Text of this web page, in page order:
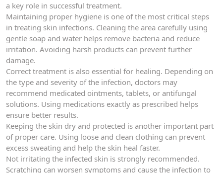
a key role in successful treatment.
Maintaining proper hygiene is one of the most critical steps
in treating skin infections. Cleaning the area carefully using
gentle soap and water helps remove bacteria and reduce
irritation. Avoiding harsh products can prevent further
damage.
Correct treatment is also essential for healing. Depending on
the type and severity of the infection, doctors may
recommend medicated ointments, tablets, or antifungal
solutions. Using medications exactly as prescribed helps
ensure better results.
Keeping the skin dry and protected is another important part
of proper care. Using loose and clean clothing can prevent
excess sweating and help the skin heal faster.
Not irritating the infected skin is strongly recommended.
Scratching can worsen symptoms and cause the infection to